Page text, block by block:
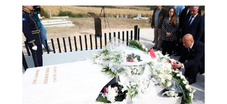
Lajme
Sport
Pikëpamje
Art Jete